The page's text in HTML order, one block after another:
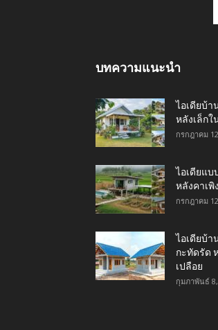
บทความแนะนำ
ไอเดียบ้า
หลังเล็กใ
กรกฎาคม
ไอเดียแ
หลังคาเพิ
กรกฎาคม
ไอเดียบ้
กะทัดรัด
เปลือย
กุมภาพันธ์